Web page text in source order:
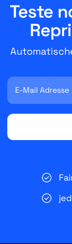
Teste